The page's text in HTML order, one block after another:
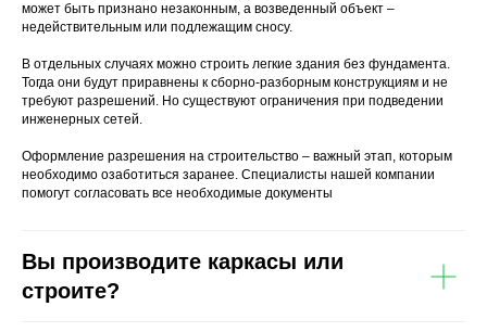
может быть признано незаконным, а возведенный объект –
недействительным или подлежащим сносу.
В отдельных случаях можно строить легкие здания без фундамента.
Тогда они будут приравнены к сборно-разборным конструкциям и не
требуют разрешений. Но существуют ограничения при подведении
инженерных сетей.
Оформление разрешения на строительство – важный этап, которым
необходимо озаботиться заранее. Специалисты нашей компании
помогут согласовать все необходимые документы
Вы производите каркасы или
строите?